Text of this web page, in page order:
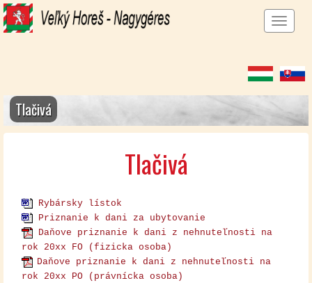
Tlačivá
Tlačivá
Rybársky lístok
Priznanie k dani za ubytovanie
Daňove priznanie k dani z nehnuteľnosti na
rok 20xx FO (fizicka osoba)
Daňove priznanie k dani z nehnuteľnosti na
rok 20xx PO (právnícka osoba)